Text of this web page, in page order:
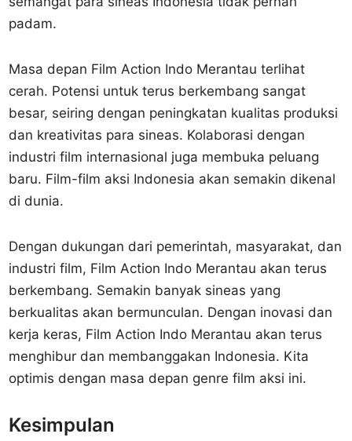
padam.
Masa depan Film Action Indo Merantau terlihat
cerah. Potensi untuk terus berkembang sangat
besar, seiring dengan peningkatan kualitas produksi
dan kreativitas para sineas. Kolaborasi dengan
industri film internasional juga membuka peluang
baru. Film-film aksi Indonesia akan semakin dikenal
di dunia.
Dengan dukungan dari pemerintah, masyarakat, dan
industri film, Film Action Indo Merantau akan terus
berkembang. Semakin banyak sineas yang
berkualitas akan bermunculan. Dengan inovasi dan
kerja keras, Film Action Indo Merantau akan terus
menghibur dan membanggakan Indonesia. Kita
optimis dengan masa depan genre film aksi ini.
Kesimpulan